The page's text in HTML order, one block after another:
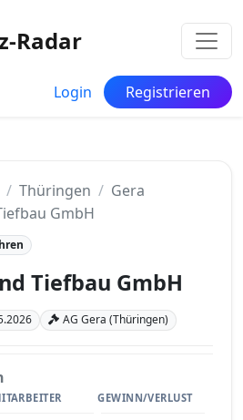
Radar
Login Registrieren
Thüringen
Gera
GmbH
Tiefbau GmbH
AG Gera (Thüringen)
GEWINN/VERLUST